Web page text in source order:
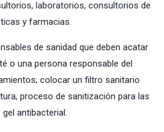
laboratorios, consultorios de
y farmacias.
de sanidad que deben acatar
o una persona responsable del
colocar un filtro sanitario
proceso de sanitización para las
antibacterial.